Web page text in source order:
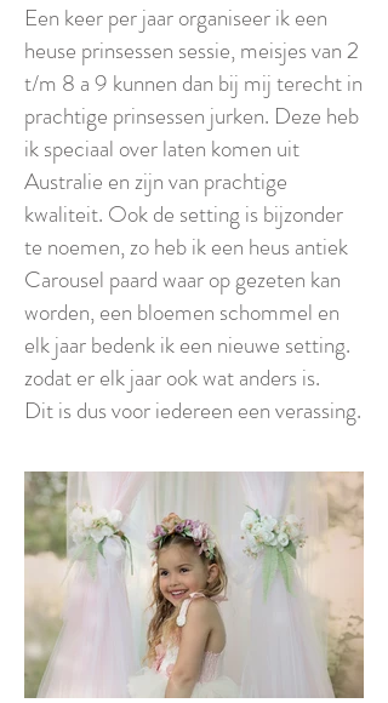
Een keer per jaar organiseer ik een
heuse prinsessen sessie, meisjes van 2
t/m 8 a 9 kunnen dan bij mij terecht in
prachtige prinsessen jurken. Deze heb
ik speciaal over laten komen uit
Australie en zijn van prachtige
kwaliteit. Ook de setting is bijzonder
te noemen, zo heb ik een heus antiek
Carousel paard waar op gezeten kan
worden, een bloemen schommel en
elk jaar bedenk ik een nieuwe setting.
zodat er elk jaar ook wat anders is.
Dit is dus voor iedereen een verassing.